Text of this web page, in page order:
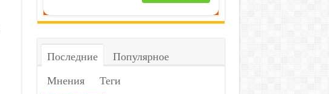
Последние
Популярное
Мнения
Теги